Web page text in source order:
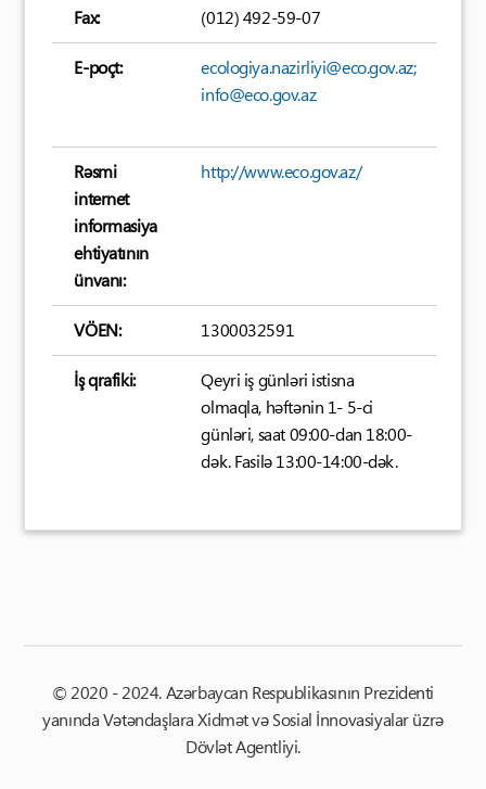
Fax: (012) 492-59-07
E-poçt:
ecologiya.nazirliyi@eco.gov.az;
info@eco.gov.az
Rəsmi
internet
informasiya
ehtiyatının
ünvanı:
http://www.eco.gov.az/
VÖEN: 1300032591
İş qrafiki:
Qeyri iş günləri istisna
olmaqla, həftənin 1- 5-ci
günləri, saat 09:00-dan 18:00-
dək. Fasilə 13:00-14:00-dək.
© 2020 - 2024. Azərbaycan Respublikasının Prezidenti
yanında Vətəndaşlara Xidmət və Sosial İnnovasiyalar üzrə
Dövlət Agentliyi.